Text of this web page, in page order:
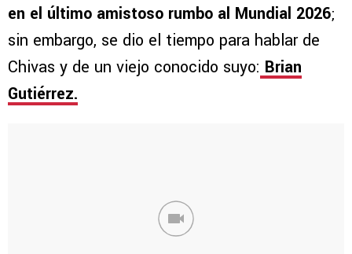
en el último amistoso rumbo al Mundial 2026;
sin embargo, se dio el tiempo para hablar de
Chivas y de un viejo conocido suyo: Brian
Gutiérrez.